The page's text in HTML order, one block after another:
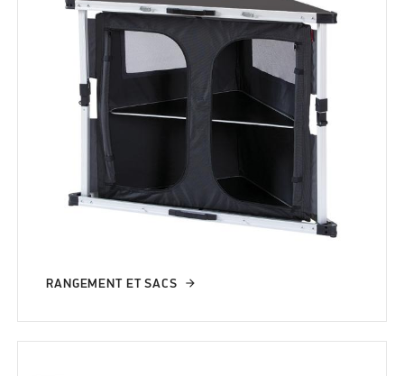
RANGEMENT ET SACS